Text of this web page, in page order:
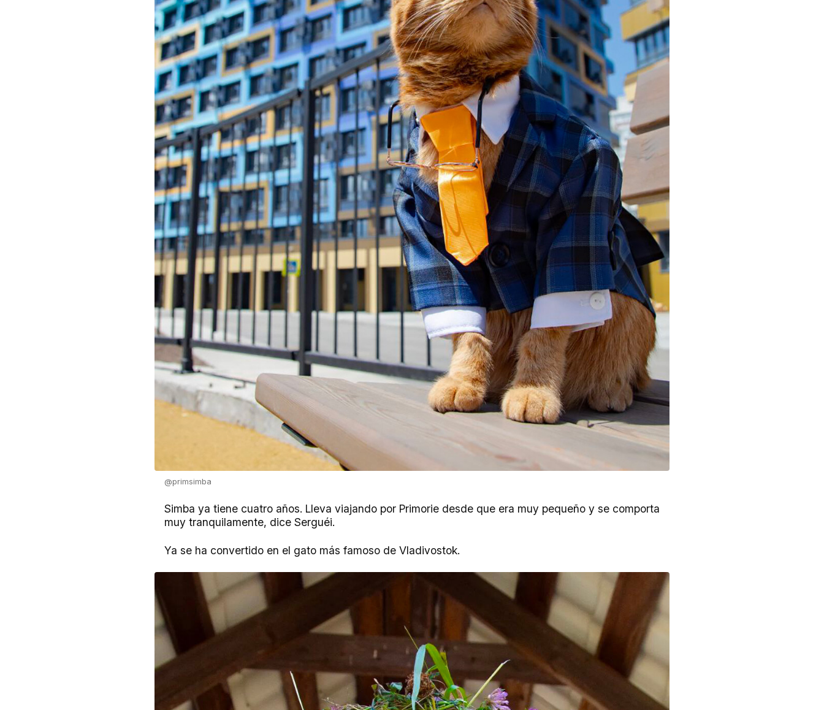
@primsimba
Simba ya tiene cuatro años. Lleva viajando por Primorie desde que era muy pequeño y se comporta
muy tranquilamente, dice Serguéi.
Ya se ha convertido en el gato más famoso de Vladivostok.